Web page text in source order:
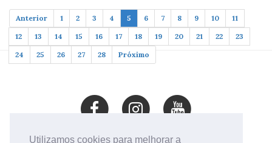
Utilizamos cookies para melhorar a
Anterior 1 2 3 4 5 6 7 8 9 10
11
12
13 14 15 16 17 18 19 20 21 22
23
24
25 26 27 28 Próximo